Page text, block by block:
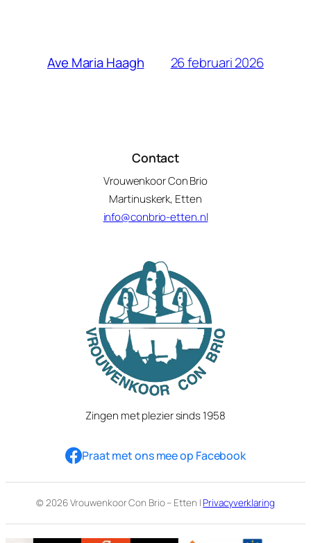
Ave Maria Haagh 26 februari 2026
Contact
Vrouwenkoor Con Brio
Martinuskerk, Etten
info@conbrio-etten.nl
Zingen met plezier sinds 1958
Praat met ons mee op Facebook
© 2026 Vrouwenkoor Con Brio – Etten | Privacyverklaring